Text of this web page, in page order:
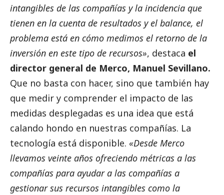
intangibles de las compañías y la incidencia que
tienen en la cuenta de resultados y el balance, el
problema está en cómo medimos el retorno de la
inversión en este tipo de recursos», destaca el
director general de Merco, Manuel Sevillano.
Que no basta con hacer, sino que también hay
que medir y comprender el impacto de las
medidas desplegadas es una idea que está
calando hondo en nuestras compañías. La
tecnología está disponible. «Desde Merco
llevamos veinte años ofreciendo métricas a las
compañías para ayudar a las compañías a
gestionar sus recursos intangibles como la